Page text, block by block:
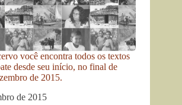
você encontra todos os textos
desde seu início, no final de
de 2015.
de 2015